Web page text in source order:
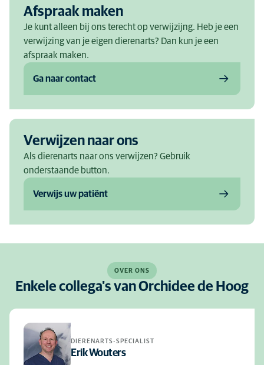
Afspraak maken
Je kunt alleen bij ons terecht op verwijzijng. Heb je een
verwijzing van je eigen dierenarts? Dan kun je een
afspraak maken.
Ga naar contact
Verwijzen naar ons
Als dierenarts naar ons verwijzen? Gebruik
onderstaande button.
Verwijs uw patiënt
OVER ONS
Enkele collega's van Orchidee de Hoog
DIERENARTS-SPECIALIST
Erik Wouters